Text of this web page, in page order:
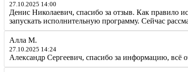
27.10.2025 14:00
Денис Николаевич, спасибо за отзыв. Как правило
запускать исполнительную программу. Сейчас
Алла М.
27.10.2025 14:24
Александр Сергеевич, спасибо за информацию, всё